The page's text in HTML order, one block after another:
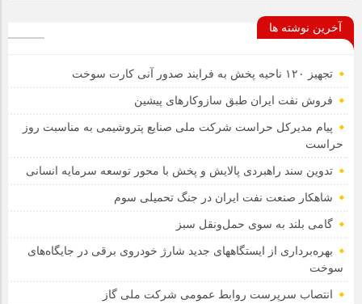
آخرین نوشته ها
تجهیز ۱۲۰ ناحیه پخش به فرایند صدور آنی کارت سوخت
فروش نفت ایران طبق سازوکارهای پیشین
پیام مدیرکل حراست شرکت ملی صنایع پتروشیمی به مناسبت روز
حراست
تدوین سند راهبردی پالایش و پخش با محور توسعه سرمایه انسانی
شاهکار صنعت نفت ایران در جنگ تحمیلی سوم
گامی بلند به سوی حمل‌ونقل سبز
بهره‌برداری از ایستگاههای جدید شارژ خودروی برقی در جایگاه‌های
سوخت
انتصاب سرپرست روابط عمومی شرکت ملی گاز